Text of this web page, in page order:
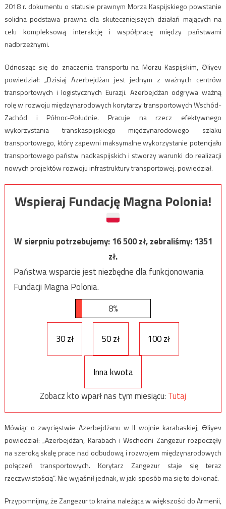
2018 r. dokumentu o statusie prawnym Morza Kaspijskiego powstanie
solidna podstawa prawna dla skuteczniejszych działań mających na
celu kompleksową interakcję i współpracę między państwami
nadbrzeżnymi.
Odnosząc się do znaczenia transportu na Morzu Kaspijskim, Əliyev
powiedział: „Dzisiaj Azerbejdżan jest jednym z ważnych centrów
transportowych i logistycznych Eurazji. Azerbejdżan odgrywa ważną
rolę w rozwoju międzynarodowych korytarzy transportowych Wschód-
Zachód i Północ-Południe. Pracuje na rzecz efektywnego
wykorzystania transkaspijskiego międzynarodowego szlaku
transportowego, który zapewni maksymalne wykorzystanie potencjału
transportowego państw nadkaspijskich i stworzy warunki do realizacji
nowych projektów rozwoju infrastruktury transportowej. powiedział.
Wspieraj Fundację Magna Polonia!
W sierpniu potrzebujemy:16 500zł, zebraliśmy:1351
zł.
Państwa wsparcie jest niezbędne dla funkcjonowania
Fundacji Magna Polonia.
8%
30 zł 50 zł 100 zł
Inna kwota
Zobacz kto wparł nas tym miesiącu: Tutaj
Mówiąc o zwycięstwie Azerbejdżanu w II wojnie karabaskiej, Əliyev
powiedział: „Azerbejdżan, Karabach i Wschodni Zangezur rozpoczęły
na szeroką skalę prace nad odbudową i rozwojem międzynarodowych
połączeń transportowych. Korytarz Zangezur staje się teraz
rzeczywistością”. Nie wyjaśnił jednak, w jaki sposób ma się to dokonać.
Przypomnijmy, że Zangezur to kraina należąca w większości do Armenii,